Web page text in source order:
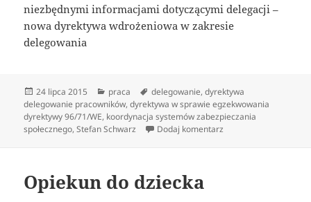
niezbędnymi informacjami dotyczącymi delegacji –
nowa dyrektywa wdrożeniowa w zakresie
delegowania
Data
publikacji
24 lipca 2015 Kategorie
praca Tagi
delegowanie,dyrektywa
delegowanie pracowników,dyrektywa w sprawie egzekwowania
dyrektywy 96/71/WE, koordynacja systemów zabezpieczania
społecznego,Stefan Schwarz Dodaj komentarz
Opiekun do dziecka